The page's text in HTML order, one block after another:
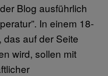
Blog ausführlich
In einem 18-
auf der Seite
wird, sollen mit